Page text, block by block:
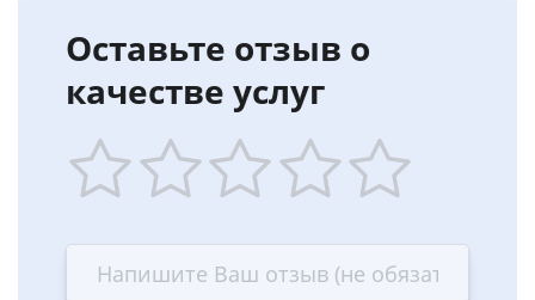
Оставьте отзыв о
качестве услуг
star
stars
—
stars
—
stars
—
stars
—